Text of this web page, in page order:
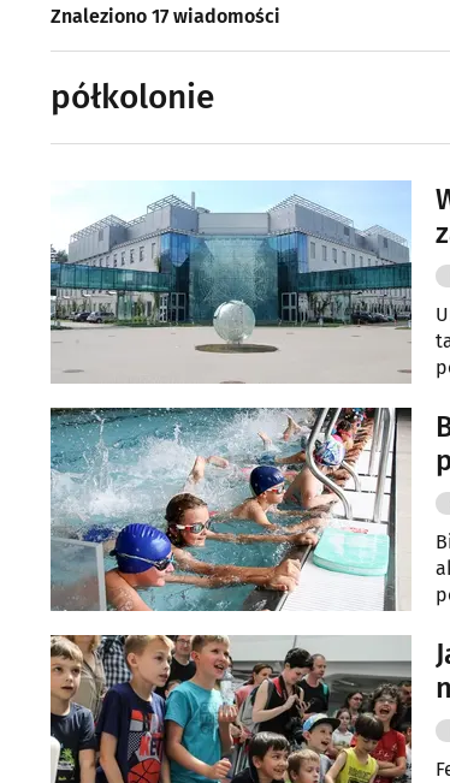
Znaleziono 17 wiadomości
półkolonie